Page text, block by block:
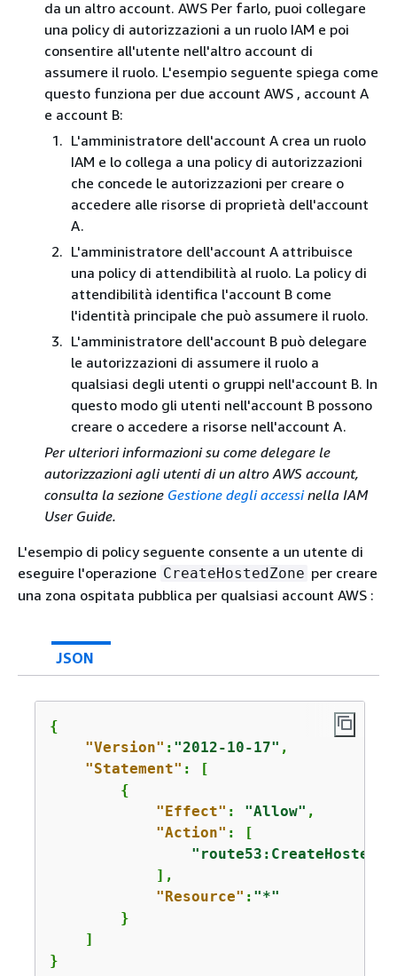
da un altro account. AWS Per farlo, puoi collegare
una policy di autorizzazioni a un ruolo IAM e poi
consentire all'utente nell'altro account di
assumere il ruolo. L'esempio seguente spiega come
questo funziona per due account AWS , account A
e account B:
L'amministratore dell'account A crea un ruolo
IAM e lo collega a una policy di autorizzazioni
che concede le autorizzazioni per creare o
accedere alle risorse di proprietà dell'account
A.
L'amministratore dell'account A attribuisce
una policy di attendibilità al ruolo. La policy di
attendibilità identifica l'account B come
l'identità principale che può assumere il ruolo.
L'amministratore dell'account B può delegare
le autorizzazioni di assumere il ruolo a
qualsiasi degli utenti o gruppi nell'account B. In
questo modo gli utenti nell'account B possono
creare o accedere a risorse nell'account A.
Per ulteriori informazioni su come delegare le
autorizzazioni agli utenti di un altro AWS account,
consulta la sezione Gestione degli accessinella IAM
User Guide.
L'esempio di policy seguente consente a un utente di
eseguire l'operazione CreateHostedZone per creare
una zona ospitata pubblica per qualsiasi account AWS :
JSON
{
"Version" : "2012-10-17" ,
"Statement" : [
{
"Effect" : "Allow" ,
"Action" : [
            ],
"Resource" : "*"
        }
    ]
}